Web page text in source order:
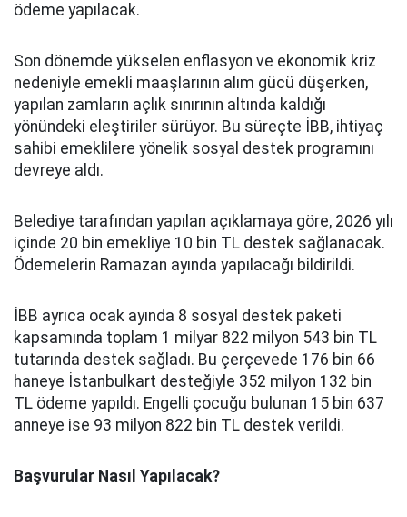
ödeme yapılacak.
Son dönemde yükselen enflasyon ve ekonomik kriz
nedeniyle emekli maaşlarının alım gücü düşerken,
yapılan zamların açlık sınırının altında kaldığı
yönündeki eleştiriler sürüyor. Bu süreçte İBB, ihtiyaç
sahibi emeklilere yönelik sosyal destek programını
devreye aldı.
Belediye tarafından yapılan açıklamaya göre, 2026 yılı
içinde 20 bin emekliye 10 bin TL destek sağlanacak.
Ödemelerin Ramazan ayında yapılacağı bildirildi.
İBB ayrıca ocak ayında 8 sosyal destek paketi
kapsamında toplam 1 milyar 822 milyon 543 bin TL
tutarında destek sağladı. Bu çerçevede 176 bin 66
haneye İstanbulkart desteğiyle 352 milyon 132 bin
TL ödeme yapıldı. Engelli çocuğu bulunan 15 bin 637
anneye ise 93 milyon 822 bin TL destek verildi.
Başvurular Nasıl Yapılacak?